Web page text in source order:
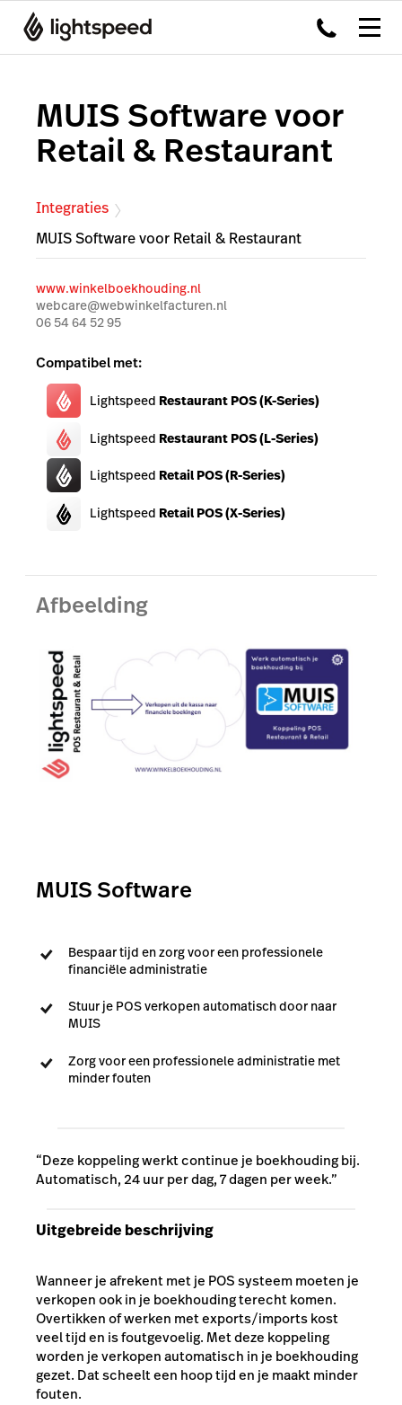
MUIS Software voor
Retail & Restaurant
Integraties
MUIS Software voor Retail & Restaurant
www.winkelboekhouding.nl
webcare@webwinkelfacturen.nl
06 54 64 52 95
Compatibel met:
Lightspeed Restaurant POS (K-Series)
Lightspeed Restaurant POS (L-Series)
Lightspeed Retail POS (R-Series)
Lightspeed Retail POS (X-Series)
Afbeelding
MUIS Software
Bespaar tijd en zorg voor een professionele
financiële administratie
Stuur je POS verkopen automatisch door naar
MUIS
Zorg voor een professionele administratie met
minder fouten
“Deze koppeling werkt continue je boekhouding bij.
Automatisch, 24 uur per dag, 7 dagen per week.”
Uitgebreide beschrijving
Wanneer je afrekent met je POS systeem moeten je
verkopen ook in je boekhouding terecht komen.
Overtikken of werken met exports/imports kost
veel tijd en is foutgevoelig. Met deze koppeling
worden je verkopen automatisch in je boekhouding
gezet. Dat scheelt een hoop tijd en je maakt minder
fouten.